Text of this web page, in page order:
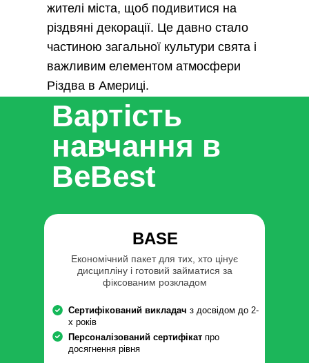
жителі міста, щоб подивитися на
різдвяні декорації. Це давно стало
частиною загальної культури свята і
важливим елементом атмосфери
Різдва в Америці.
Вартість
навчання в
BeBest
BASE
Сертифікований викладач з досвідом до 2-
х років
Персоналізований сертифікат про
досягнення рівня
Економічний пакет для тих, хто цінує
дисципліну і готовий займатися за
фіксованим розкладом